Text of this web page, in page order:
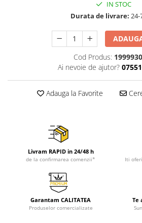
IN STOC
Durata de livrare: 24-
Cod Produs:
Ai nevoie de ajutor?
Adauga la Favorite
Livram RAPID in 24/48 h
de la confirmarea comenzii* Iti
Garantam CALITATEA
Produselor comercializate
Te